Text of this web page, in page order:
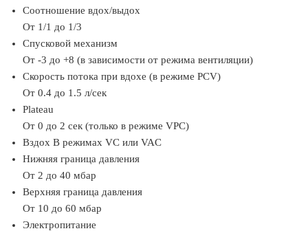
Соотношение вдох/выдох
От 1/1 до 1/3
Спусковой механизм
От -3 до +8 (в зависимости от режима вентиляции)
Скорость потока при вдохе (в режиме PCV)
От 0.4 до 1.5 л/сек
Plateau
От 0 до 2 сек (только в режиме VPC)
Вздох В режимах VC или VAC
Нижняя граница давления
От 2 до 40 мбар
Верхняя граница давления
От 10 до 60 мбар
Электропитание